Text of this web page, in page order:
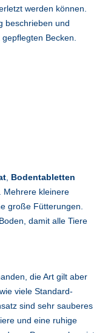
werden können.
beschrieben und
Becken.
, Bodentabletten
Mehrere kleinere
große Fütterungen.
damit alle Tiere
die Art gilt aber
viele Standard-
sind sehr sauberes
und eine ruhige